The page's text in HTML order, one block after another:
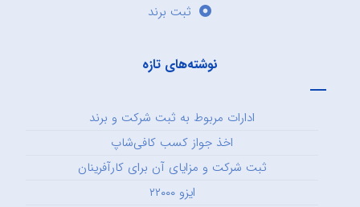
ثبت برند
نوشته‌های تازه
ادارات مربوط به ثبت شرکت و برند
اخذ جواز کسب کافی‌شاپ
ثبت شرکت و مزایای آن برای کارآفرینان
ایزو ۲۲۰۰۰